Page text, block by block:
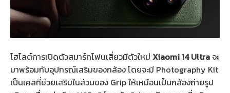
ไฮไลต์การเปิดตัวสมาร์ทโฟนเสี่ยวมีตัวใหม่ Xiaomi 14 Ultraจะ
มาพร้อมกับอุปกรณ์เสริมของกล้อง โดยจะมี Photography Kit
เป็นเคสที่ช่วยเสริมในส่วนของ Grip ให้เหมือนเป็นกล้องถ่ายรูป